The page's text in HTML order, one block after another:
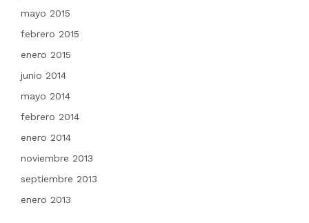
mayo 2015
febrero 2015
enero 2015
junio 2014
mayo 2014
febrero 2014
enero 2014
noviembre 2013
septiembre 2013
enero 2013